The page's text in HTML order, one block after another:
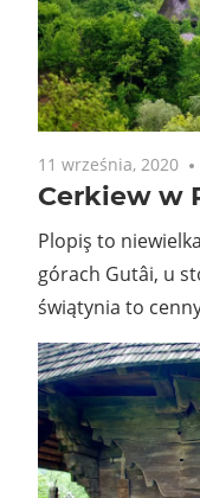
11 września, 2020
Cerkiew w
Plopiş to
górach Gutâi, u
świątynia to